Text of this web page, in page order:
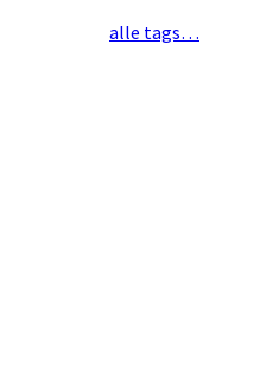
alle tags…